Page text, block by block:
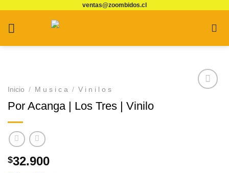
contenido
ventas@zoombidos.cl
Inicio / M u s i c a / V i n i l o s
Por Acanga | Los Tres | Vinilo
$32.900